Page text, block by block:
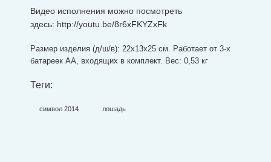
Видео исполнения можно посмотреть
здесь: http://youtu.be/8r6xFKYZxFk
Размер изделия (д/ш/в): 22х13х25 см. Работает от 3-х
батареек АА, входящих в комплект. Вес: 0,53 кг
Теги:
символ 2014 лошадь